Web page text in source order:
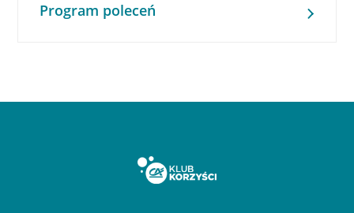
Program poleceń